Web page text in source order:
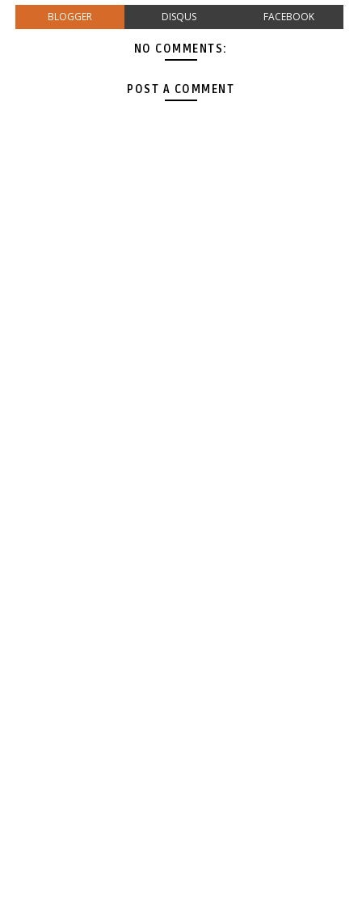
BLOGGER DISQUS FACEBOOK
NO COMMENTS:
POST A COMMENT